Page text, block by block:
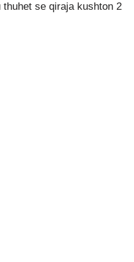
se qiraja kushton 2